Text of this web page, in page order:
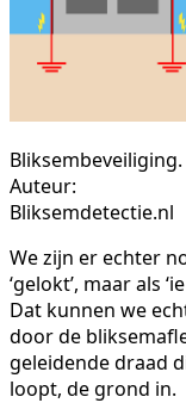
Bliksembeveiliging.
Auteur:
Bliksemdetectie.nl
We zijn er echter
‘gelokt’, maar als
Dat kunnen we
door de
geleidende draad
loopt, de grond in.